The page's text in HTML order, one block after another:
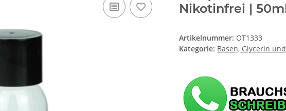
Nikotinfrei |
Artikelnummer: OT1333
Kategorie: Basen, Glycerin